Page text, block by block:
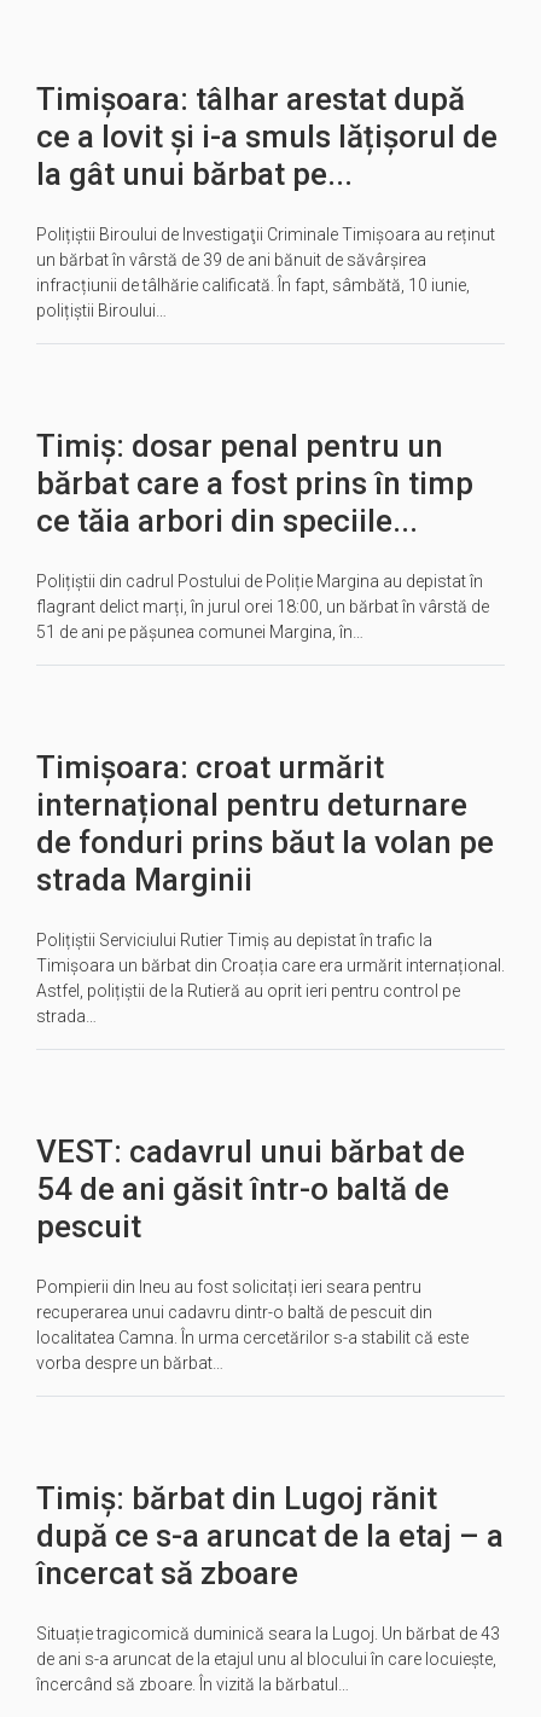
Timișoara: tâlhar arestat după
ce a lovit și i-a smuls lățișorul de
la gât unui bărbat pe...
Polițiștii Biroului de Investigaţii Criminale Timișoara au reținut
un bărbat în vârstă de 39 de ani bănuit de săvârșirea
infracțiunii de tâlhărie calificată. În fapt, sâmbătă, 10 iunie,
polițiștii Biroului…
Timiș: dosar penal pentru un
bărbat care a fost prins în timp
ce tăia arbori din speciile...
Polițiștii din cadrul Postului de Poliție Margina au depistat în
flagrant delict marți, în jurul orei 18:00, un bărbat în vârstă de
51 de ani pe pășunea comunei Margina, în…
Timișoara: croat urmărit
internațional pentru deturnare
de fonduri prins băut la volan pe
strada Marginii
Polițiștii Serviciului Rutier Timiș au depistat în trafic la
Timișoara un bărbat din Croația care era urmărit internațional.
Astfel, polițiștii de la Rutieră au oprit ieri pentru control pe
strada…
VEST: cadavrul unui bărbat de
54 de ani găsit într-o baltă de
pescuit
Pompierii din Ineu au fost solicitați ieri seara pentru
recuperarea unui cadavru dintr-o baltă de pescuit din
localitatea Camna. În urma cercetărilor s-a stabilit că este
vorba despre un bărbat…
Timiș: bărbat din Lugoj rănit
după ce s-a aruncat de la etaj – a
încercat să zboare
Situație tragicomică duminică seara la Lugoj. Un bărbat de 43
de ani s-a aruncat de la etajul unu al blocului în care locuiește,
încercând să zboare. În vizită la bărbatul…